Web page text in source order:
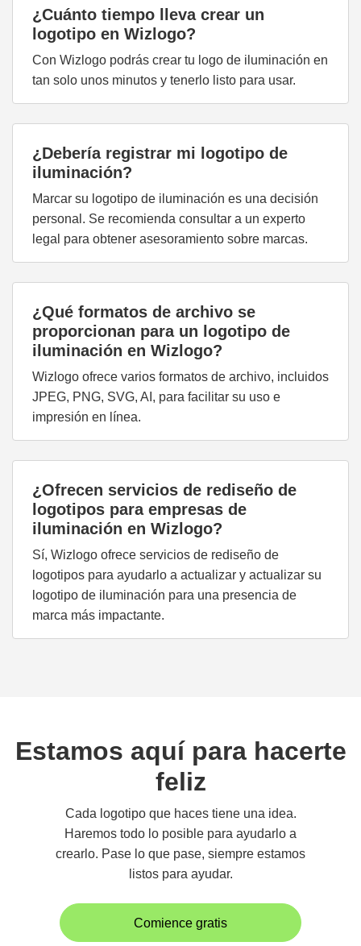
¿Cuánto tiempo lleva crear un
logotipo en Wizlogo?
Con Wizlogo podrás crear tu logo de iluminación en
tan solo unos minutos y tenerlo listo para usar.
¿Debería registrar mi logotipo de
iluminación?
Marcar su logotipo de iluminación es una decisión
personal. Se recomienda consultar a un experto
legal para obtener asesoramiento sobre marcas.
¿Qué formatos de archivo se
proporcionan para un logotipo de
iluminación en Wizlogo?
Wizlogo ofrece varios formatos de archivo, incluidos
JPEG, PNG, SVG, AI, para facilitar su uso e
impresión en línea.
¿Ofrecen servicios de rediseño de
logotipos para empresas de
iluminación en Wizlogo?
Sí, Wizlogo ofrece servicios de rediseño de
logotipos para ayudarlo a actualizar y actualizar su
logotipo de iluminación para una presencia de
marca más impactante.
Estamos aquí para hacerte
feliz
Cada logotipo que haces tiene una idea.
Haremos todo lo posible para ayudarlo a
crearlo. Pase lo que pase, siempre estamos
listos para ayudar.
Comience gratis